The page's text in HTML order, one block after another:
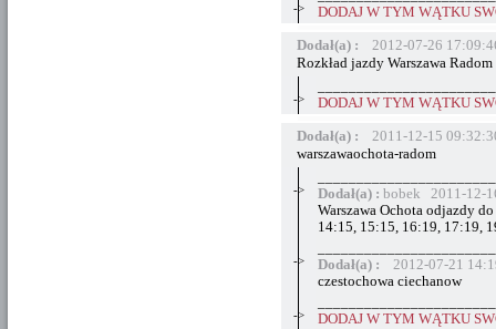
->
DODAJ W TYM WĄTKU
Dodał(a) :
2012-07-26
Rozkład jazdy Warszawa Radom
->
DODAJ W TYM WĄTKU
Dodał(a) :
2011-12-15
warszawaochota-radom
->
Dodał(a) : bobek 2011-12-
Warszawa Ochota odjazdy
14:15, 15:15, 16:19, 17:19,
->
Dodał(a) :
2012-07-21
czestochowa ciechanow
->
DODAJ W TYM WĄTKU